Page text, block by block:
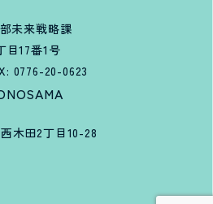
未来戦略課
目17番1号
0776-20-0623
木田2丁目10-28